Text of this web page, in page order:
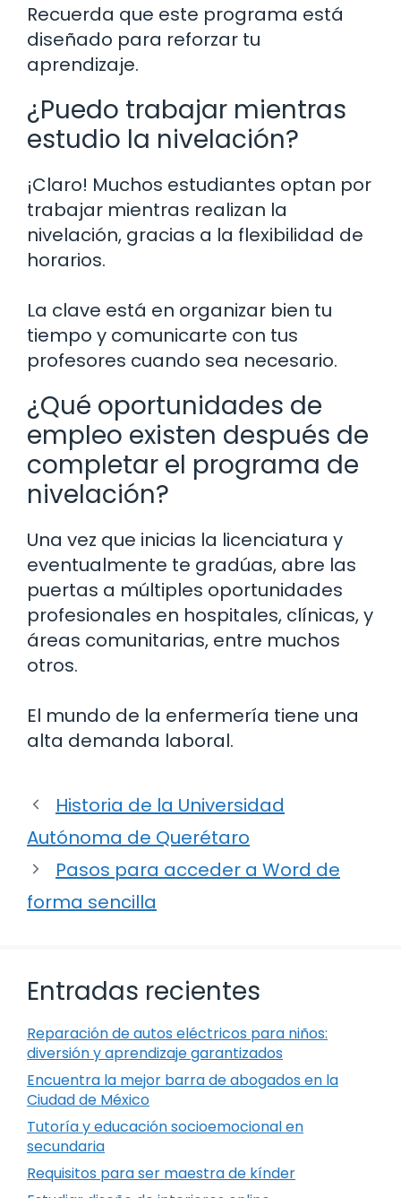
Recuerda que este programa está
diseñado para reforzar tu
aprendizaje.
¿Puedo trabajar mientras
estudio la nivelación?
¡Claro! Muchos estudiantes optan por
trabajar mientras realizan la
nivelación, gracias a la flexibilidad de
horarios.
La clave está en organizar bien tu
tiempo y comunicarte con tus
profesores cuando sea necesario.
¿Qué oportunidades de
empleo existen después de
completar el programa de
nivelación?
Una vez que inicias la licenciatura y
eventualmente te gradúas, abre las
puertas a múltiples oportunidades
profesionales en hospitales, clínicas, y
áreas comunitarias, entre muchos
otros.
El mundo de la enfermería tiene una
alta demanda laboral.
Historia de la Universidad
Autónoma de Querétaro
Pasos para acceder a Word de
forma sencilla
Entradas recientes
Reparación de autos eléctricos para niños:
diversión y aprendizaje garantizados
Encuentra la mejor barra de abogados en la
Ciudad de México
Tutoría y educación socioemocional en
secundaria
Requisitos para ser maestra de kínder